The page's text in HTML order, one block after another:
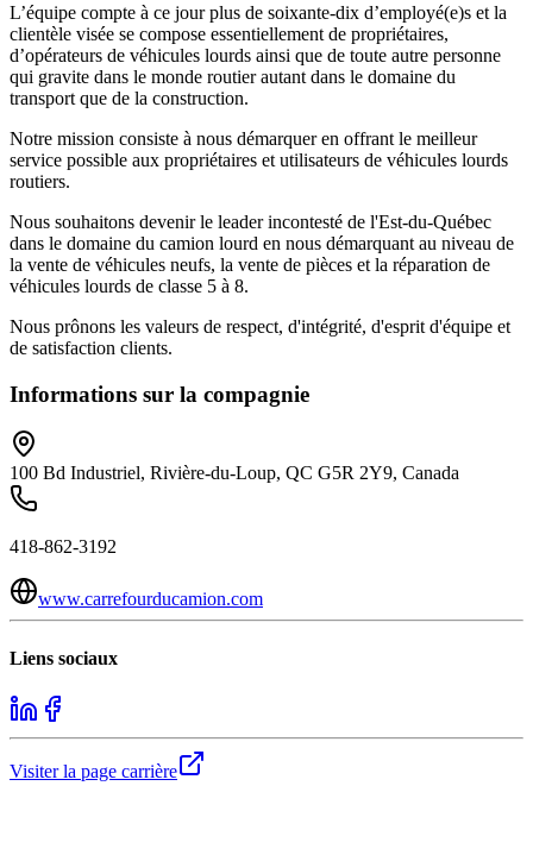
L’équipe compte à ce jour plus de soixante-dix d’employé(e)s et la
clientèle visée se compose essentiellement de propriétaires,
d’opérateurs de véhicules lourds ainsi que de toute autre personne
qui gravite dans le monde routier autant dans le domaine du
transport que de la construction.
Notre mission consiste à nous démarquer en offrant le meilleur
service possible aux propriétaires et utilisateurs de véhicules lourds
routiers.
Nous souhaitons devenir le leader incontesté de l'Est-du-Québec
dans le domaine du camion lourd en nous démarquant au niveau de
la vente de véhicules neufs, la vente de pièces et la réparation de
véhicules lourds de classe 5 à 8.
Nous prônons les valeurs de respect, d'intégrité, d'esprit d'équipe et
de satisfaction clients.
Informations sur la compagnie
100 Bd Industriel, Rivière-du-Loup, QC G5R 2Y9, Canada
418-862-3192
www.carrefourducamion.com
Liens sociaux
Visiter la page carrière